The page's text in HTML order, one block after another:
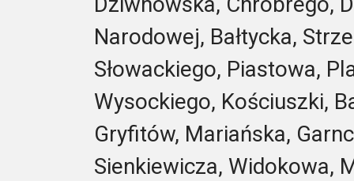
Narodowej, Bałtycka,
Słowackiego, Piastowa,
Wysockiego, Kościuszki,
Gryfitów, Mariańska,
Sienkiewicza, Widokowa,